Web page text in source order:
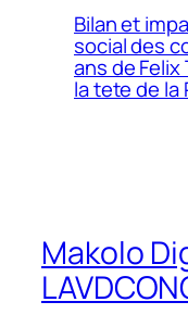
Bilan et
social des
ans de Felix
la tete de la
Makolo